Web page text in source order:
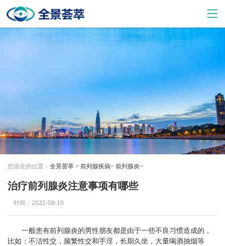
您现在的位置： 全景荟萃 > 前列腺疾病> 前列腺炎>
治疗前列腺炎注意事项有哪些
时间：2022-08-19
一般患有前列腺炎的男性朋友都是由于一些不良习惯造成的，
比如：不洁性交，频繁性交和手淫，长期久坐，大量喝酒抽烟等